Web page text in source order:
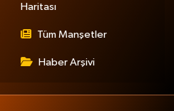
Haritası
Tüm Manşetler
Haber Arşivi